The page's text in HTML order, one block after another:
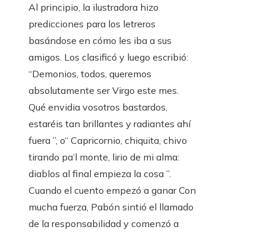
Al principio, la ilustradora hizo
predicciones para los letreros
basándose en cómo les iba a sus
amigos. Los clasificó y luego escribió:
“Demonios, todos, queremos
absolutamente ser Virgo este mes.
Qué envidia vosotros bastardos,
estaréis tan brillantes y radiantes ahí
fuera ”, o“ Capricornio, chiquita, chivo
tirando pa’l monte, lirio de mi alma:
diablos al final empieza la cosa ”.
Cuando el cuento empezó a ganar Con
mucha fuerza, Pabón sintió el llamado
de la responsabilidad y comenzó a